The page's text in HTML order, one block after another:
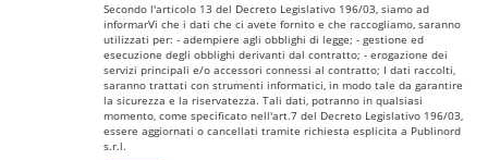
Secondo l'articolo 13 del Decreto Legislativo 196/03, siamo ad
informarVi che i dati che ci avete fornito e che raccogliamo, saranno
utilizzati per: - adempiere agli obblighi di legge; - gestione ed
esecuzione degli obblighi derivanti dal contratto; - erogazione dei
servizi principali e/o accessori connessi al contratto; I dati raccolti,
saranno trattati con strumenti informatici, in modo tale da garantire
la sicurezza e la riservatezza. Tali dati, potranno in qualsiasi
momento, come specificato nell'art.7 del Decreto Legislativo 196/03,
essere aggiornati o cancellati tramite richiesta esplicita a Publinord
s.r.l.